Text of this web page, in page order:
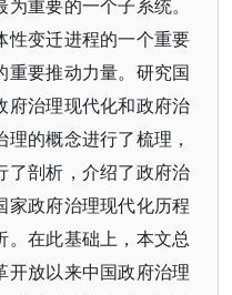
重要的一个子系统。
性变迁进程的一个重要
重要推动力量。研究国
府治理现代化和政府治
的概念进行了梳理，
了剖析，介绍了政府治
家政府治理现代化历程
。在此基础上，本文总
开放以来中国政府治理